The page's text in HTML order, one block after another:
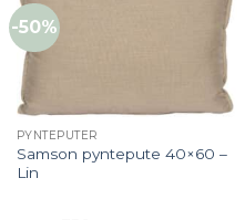
-50%
PYNTEPUTER
Samson pyntepute 40×60 –
Lin